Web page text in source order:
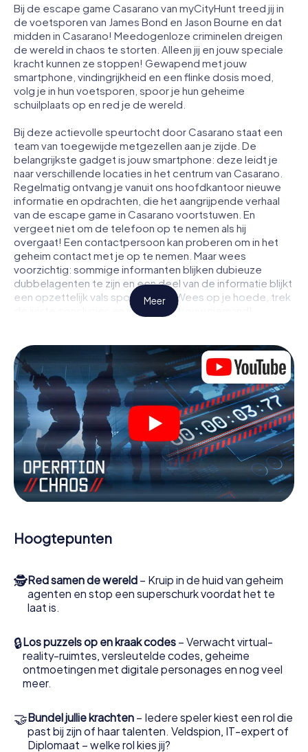
Bij de escape game Casarano van myCityHunt treed jij in
de voetsporen van James Bond en Jason Bourne en dat
midden in Casarano! Meedogenloze criminelen dreigen
de wereld in chaos te storten. Alleen jij en jouw speciale
kracht kunnen ze stoppen! Gewapend met jouw
smartphone, vindingrijkheid en een flinke dosis moed,
volg je in hun voetsporen, spoor je hun geheime
schuilplaats op en red je de wereld.
Bij deze actievolle speurtocht door Casarano staat een
team van toegewijde metgezellen aan je zijde. De
belangrijkste gadget is jouw smartphone: deze leidt je
naar verschillende locaties in het centrum van Casarano.
Regelmatig ontvang je vanuit ons hoofdkantoor nieuwe
informatie en opdrachten, die het aangrijpende verhaal
van de escape game in Casarano voortstuwen. En
vergeet niet om de telefoon op te nemen als hij
overgaat! Een contactpersoon kan proberen om in het
geheim contact met je op te nemen. Maar wees
voorzichtig: sommige informanten blijken dubieuze
dubbelagenten te zijn en een deel van de informatie blijkt
een opzettelijk vals spoor te zijn. Wees op je hoede, trek
de juiste conclusies en vooral: vertrouw niemand!
je niet opgesloten in een kamer waaruit je jezelf binnen
een bepaald tijdvenster moet bevrijden. Met deze
speurtocht met een smartphone wordt heel Casarano
jouw speelveld! De technische voorwaarden voor jouw
avontuur in Casarano zijn een smartphone en toegang tot
het mobiel internet. Met één klik krijg jij toegang tot onze
app. Je hoeft niets te installeren om door interactieve
video's, lastige minigames of andere functies in de actie
te worden getrokken.
Werk samen als een team, onderschep vijandige
spionnen en lok de handlangers van de schurk naar je toe.
excelleren om de slechteriken te stoppen. In
tegenstelling tot James Bond en Co. zullen jouw daden
jezelf en jouw team in de hoogste score van Casarano en
krijg toegang tot jouw eigen fotogalerij. De escape game
van myCityHunt verandert Casarano in jouw eigen
wereld van spionage en geheime agenten en verander
Casarano in een escaperoom in de buitenlucht!
Meer
Hoogtepunten
🕵Red samen de wereld – Kruip in de huid van geheim
agenten en stop een superschurk voordat het te
laat is.
🔒Los puzzels op en kraak codes – Verwacht virtual-
reality-ruimtes, versleutelde codes, geheime
ontmoetingen met digitale personages en nog veel
meer.
🤝Bundel jullie krachten – Iedere speler kiest een rol die
past bij zijn of haar talenten. Veldspion, IT-expert of
Diplomaat – welke rol kies jij?